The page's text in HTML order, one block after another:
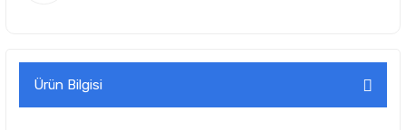
Ürün Bilgisi